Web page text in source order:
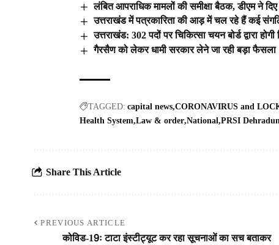
लंबित आपराधिक मामलों की समीक्षा बैठक, डीएम ने दिए
उत्तराखंड में पत्रकारिता की आड़ में चल रहे हैं कई
उत्तराखंड: 302 पदों पर चिकित्सा चयन बोर्ड द्वारा होगी
गैरसैण को लेकर धामी सरकार लेने जा रही बड़ा फैसला
TAGGED: capital news CORONAVIRUS and
Health System Law & order National PRSI
Share This Article
PREVIOUS ARTICLE
कोविड-19ः टाटा इंस्टीट्यूट कर रहा सूचनाओं का सच बताकर